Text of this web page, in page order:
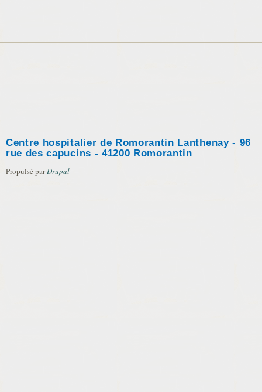
Centre hospitalier de Romorantin Lanthenay - 96
rue des capucins - 41200 Romorantin
Propulsé parDrupal